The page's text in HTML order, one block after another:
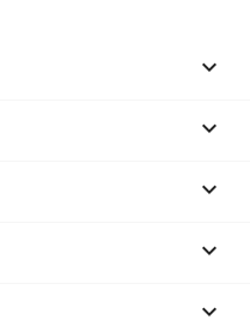



keyboard_arrow_down
